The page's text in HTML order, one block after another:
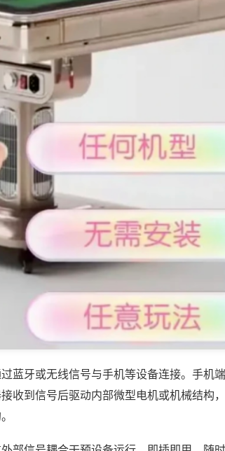
蓝牙或无线信号与手机等设备连接。手机
收到信号后驱动内部微型电机或机械结构